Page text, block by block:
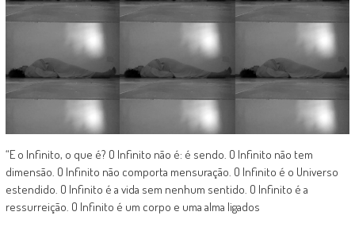
“E o Infinito, o que é? O Infinito não é: é sendo. O Infinito não tem
dimensão. O Infinito não comporta mensuração. O Infinito é o Universo
estendido. O Infinito é a vida sem nenhum sentido. O Infinito é a
ressurreição. O Infinito é um corpo e uma alma ligados